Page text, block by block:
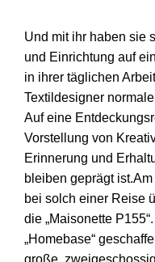
Und mit ihr haben sie
und Einrichtung auf
in ihrer täglichen
Textildesigner
Auf eine
Vorstellung von
Erinnerung und
bleiben geprägt
bei solch einer Reise
die „Maisonette
„Homebase“
große,